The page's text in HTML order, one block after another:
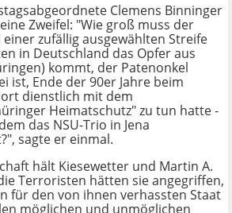
Clemens Binninger
Zweifel: "Wie groß muss der
einer zufällig ausgewählten Streife
in Deutschland das Opfer aus
kommt, der Patenonkel
ist, Ende der 90er Jahre beim
dienstlich mit dem
Heimatschutz" zu tun hatte -
das NSU-Trio in Jena
sagte er einmal.
hält Kiesewetter und Martin A.
Terroristen hätten sie angegriffen,
für den von ihnen verhassten Staat
möglichen und unmöglichen